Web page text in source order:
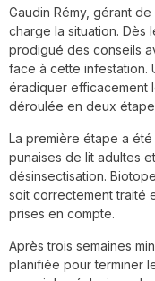
Gaudin Rémy, gérant
charge la situation. Dès
prodigué des conseils
face à cette infestation.
éradiquer efficacement
déroulée en deux
La première étape a
punaises de lit adultes
désinsectisation.
soit correctement traité
prises en compte.
Après trois semaines
planifiée pour terminer